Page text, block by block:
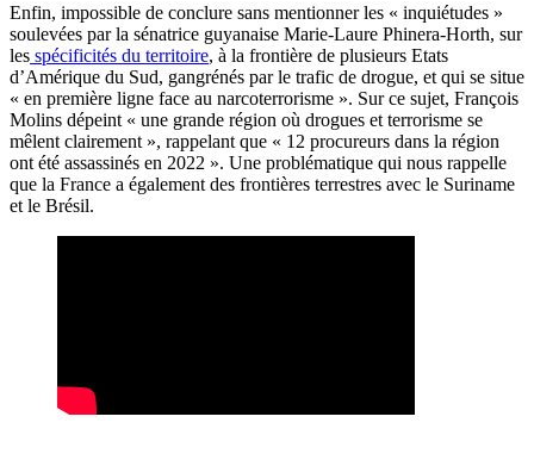
Enfin, impossible de conclure sans mentionner les « inquiétudes »
soulevées par la sénatrice guyanaise Marie-Laure Phinera-Horth, sur
les spécificités du territoire, à la frontière de plusieurs Etats
d’Amérique du Sud, gangrénés par le trafic de drogue, et qui se situe
« en première ligne face au narcoterrorisme ». Sur ce sujet, François
Molins dépeint « une grande région où drogues et terrorisme se
mêlent clairement », rappelant que « 12 procureurs dans la région
ont été assassinés en 2022 ». Une problématique qui nous rappelle
que la France a également des frontières terrestres avec le Suriname
et le Brésil.